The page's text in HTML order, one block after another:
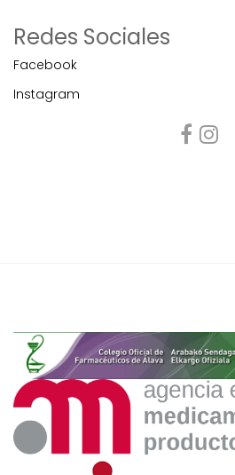
Redes Sociales
Facebook
Instagram